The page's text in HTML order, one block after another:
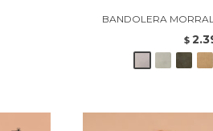
BANDOLERA
$